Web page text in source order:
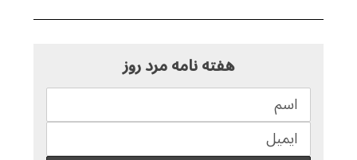
هفته نامه مرد روز